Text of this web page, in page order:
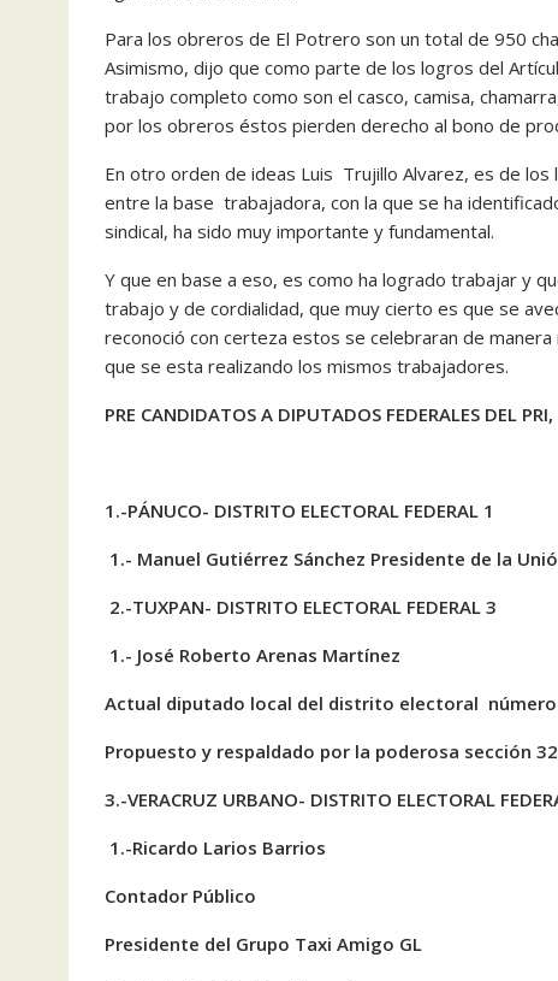
Para los obreros de El Potrero son un total de 950
Asimismo, dijo que como parte de los logros del
trabajo completo como son el casco, camisa,
por los obreros éstos pierden derecho al bono de
En otro orden de ideas Luis Trujillo Alvarez, es de los
entre la base trabajadora, con la que se ha
sindical, ha sido muy importante y fundamental.
Y que en base a eso, es como ha logrado trabajar y
trabajo y de cordialidad, que muy cierto es que se
reconoció con certeza estos se celebraran de
que se esta realizando los mismos trabajadores.
PRE CANDIDATOS A DIPUTADOS FEDERALES DEL
1.-PÁNUCO- DISTRITO ELECTORAL FEDERAL 1
1.- Manuel Gutiérrez Sánchez Presidente de la
2.-TUXPAN- DISTRITO ELECTORAL FEDERAL 3
1.- José Roberto Arenas Martínez
Actual diputado local del distrito electoral número
Propuesto y respaldado por la poderosa sección 32
3.-VERACRUZ URBANO- DISTRITO ELECTORAL
1.-Ricardo Larios Barrios
Contador Público
Presidente del Grupo Taxi Amigo GL